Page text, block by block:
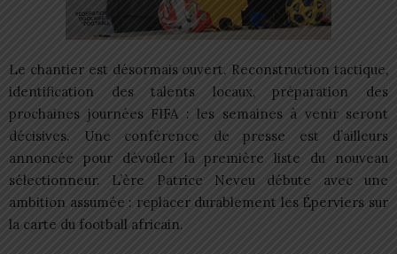
Le chantier est désormais ouvert. Reconstruction tactique,
identification des talents locaux, préparation des
prochaines journées FIFA : les semaines à venir seront
décisives. Une conférence de presse est d’ailleurs
annoncée pour dévoiler la première liste du nouveau
sélectionneur. L’ère Patrice Neveu débute avec une
ambition assumée : replacer durablement les Éperviers sur
la carte du football africain.